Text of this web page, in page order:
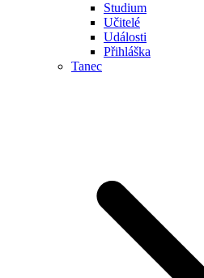
Studium
Učitelé
Události
Přihláška
Tanec